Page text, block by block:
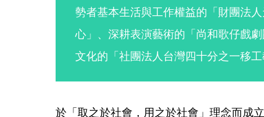
勢者基本生活與工作權益的「財團法
心」、深耕表演藝術的「尚和歌仔戲
文化的「社團法人台灣四十分之一移工
於「取之於社會，用之於社會」理念而成